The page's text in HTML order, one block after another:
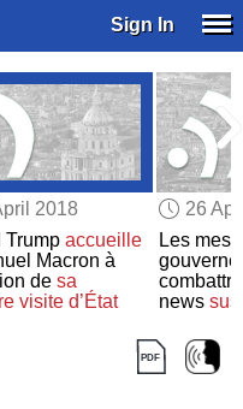
Sign In
2018
Trump accueille
Macron à
de sa
visite d’État
26
Les
news